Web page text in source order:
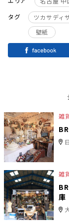
タグ
ツカサディ
壁紙
雑
雑
庫